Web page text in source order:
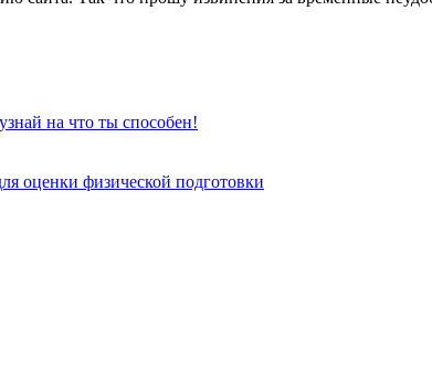
на что ты способен!
оценки физической подготовки